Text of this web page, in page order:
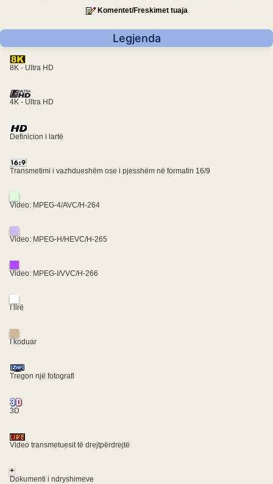
Komentet/Freskimet tuaja
Legjenda
8K - Ultra HD
4K - Ultra HD
Definicion i lartë
Transmetimi i vazhdueshëm ose i pjesshëm në formatin 16/9
Video: MPEG-4/AVC/H-264
Video: MPEG-H/HEVC/H-265
Video: MPEG-I/VVC/H-266
I lirë
I koduar
Tregon një fotografi
3D
Video transmetuesit të drejtpërdrejtë
+
Dokumenti i ndryshimeve